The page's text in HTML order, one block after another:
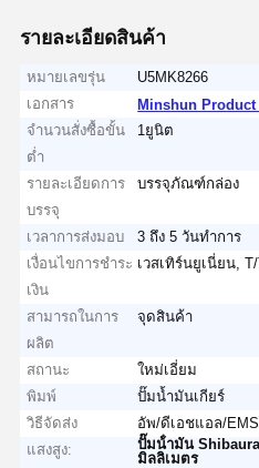
รายละเอียดสินค้า
หมายเลขรุ่น
U5MK8266
เอกสาร
Minshun
จำนวนสั่งซื้อขั้น
ต่ำ
1ยูนิต
รายละเอียดการ
บรรจุ
บรรจุภัณฑ์กล่อง
เวลาการส่งมอบ
3 ถึง 5 วันทำการ
เงื่อนไขการชำระ
เงิน
เวสเทิร์นยูเนี่ยน,
สามารถในการ
ผลิต
จุดสินค้า
สถานะ
ใหม่เอี่ยม
พิมพ์
ปั๊มน้ำมันเกียร์
วิธีจัดส่ง
อัพ/ดีเอชแอล/
แสงสูง:
ปั๊มน้ํามัน
มิลลิเมตร